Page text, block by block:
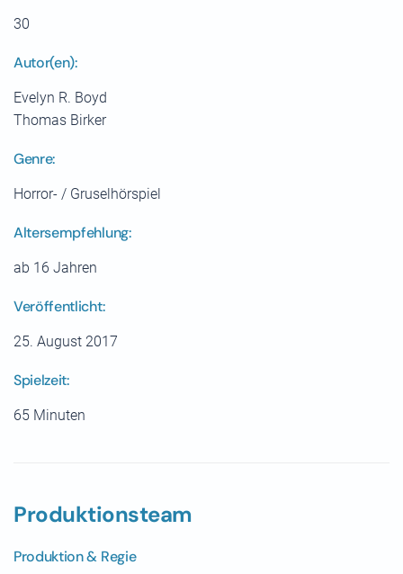
30
Autor(en):
Evelyn R. Boyd
Thomas Birker
Genre:
Horror- / Gruselhörspiel
Altersempfehlung:
ab 16 Jahren
Veröffentlicht:
25. August 2017
Spielzeit:
65 Minuten
Produktionsteam
Produktion & Regie